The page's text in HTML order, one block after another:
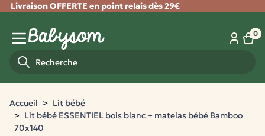
Livraison OFFERTE en point relais dès 29€
Fermer
Menu mobile
0
Accueil
Lit bébé
Lit bébé ESSENTIEL bois blanc + matelas bébé Bamboo
70x140